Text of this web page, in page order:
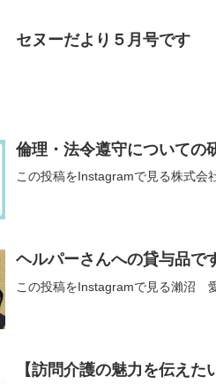
セヌーだより５月号です
倫理・法令遵守についての
この投稿をInstagramで見る株式会
ヘルパーさんへの貸与品で
この投稿をInstagramで見る瀨沼
【訪問介護の魅力を伝えた